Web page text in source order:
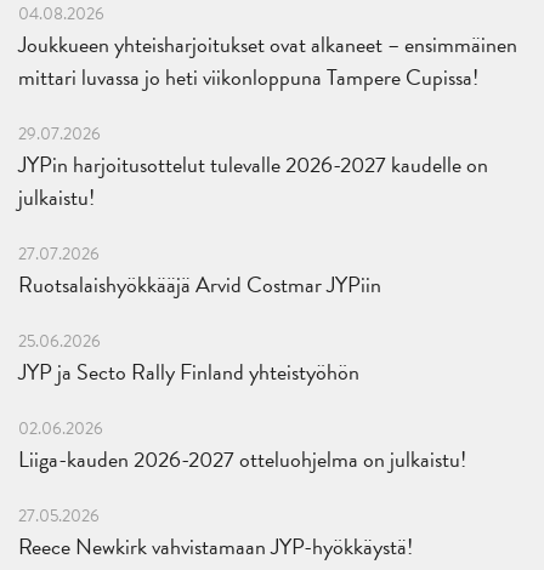
04.08.2026
Joukkueen yhteisharjoitukset ovat alkaneet – ensimmäinen
mittari luvassa jo heti viikonloppuna Tampere Cupissa!
29.07.2026
JYPin harjoitusottelut tulevalle 2026-2027 kaudelle on
julkaistu!
27.07.2026
Ruotsalaishyökkääjä Arvid Costmar JYPiin
25.06.2026
JYP ja Secto Rally Finland yhteistyöhön
02.06.2026
Liiga-kauden 2026-2027 otteluohjelma on julkaistu!
27.05.2026
Reece Newkirk vahvistamaan JYP-hyökkäystä!